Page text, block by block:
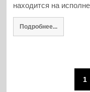
находится на
Подробнее...
1